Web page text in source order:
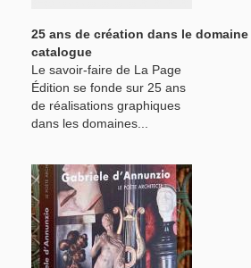
25 ans de création dans le
catalogue
Le savoir-faire de La Page
Édition se fonde sur 25 ans
de réalisations graphiques
dans les domaines...